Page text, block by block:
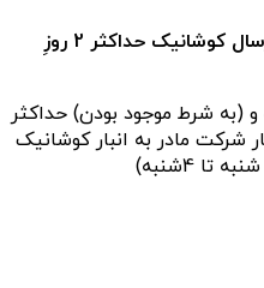
اگر برای کالا نوشته شده است "ارسال کوشانیک حداکثر 2 روزِ
و (به شرط موجود بودن) حداکثر
شرکت مادر به انبار کوشانیک
4شنبه)